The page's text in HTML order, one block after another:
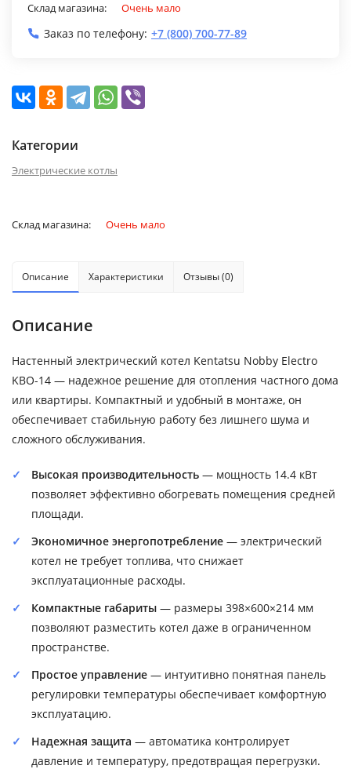
Склад магазина: Очень мало
Заказ по телефону: +7 (800) 700-77-89
Категории
Электрические котлы
Склад магазина: Очень мало
Описание Характеристики Отзывы (0)
Описание
Настенный электрический котел Kentatsu Nobby Electro
KBO-14 — надежное решение для отопления частного дома
или квартиры. Компактный и удобный в монтаже, он
обеспечивает стабильную работу без лишнего шума и
сложного обслуживания.
Высокая производительность — мощность 14.4 кВт
позволяет эффективно обогревать помещения средней
площади.
Экономичное энергопотребление — электрический
котел не требует топлива, что снижает
эксплуатационные расходы.
Компактные габариты — размеры 398×600×214 мм
позволяют разместить котел даже в ограниченном
пространстве.
Простое управление — интуитивно понятная панель
регулировки температуры обеспечивает комфортную
эксплуатацию.
Надежная защита — автоматика контролирует
давление и температуру, предотвращая перегрузки.